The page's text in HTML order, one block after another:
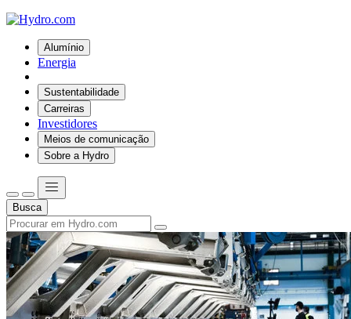
Alumínio
Energia
Sustentabilidade
Carreiras
Investidores
Meios de comunicação
Sobre a Hydro
Busca